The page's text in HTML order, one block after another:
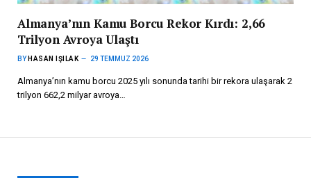
Almanya’nın Kamu Borcu Rekor Kırdı: 2,66
Trilyon Avroya Ulaştı
BY HASAN IŞILAK 29 TEMMUZ 2026
Almanya’nın kamu borcu 2025 yılı sonunda tarihi bir rekora ulaşarak 2
trilyon 662,2 milyar avroya…